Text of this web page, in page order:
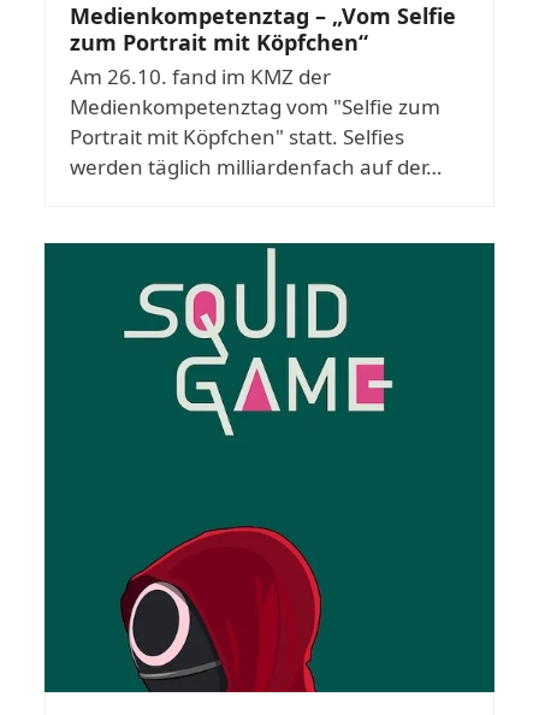
Medienkompetenztag – „Vom Selfie
zum Portrait mit Köpfchen“
Am 26.10. fand im KMZ der
Medienkompetenztag vom "Selfie zum
Portrait mit Köpfchen" statt. Selfies
werden täglich milliardenfach auf der…